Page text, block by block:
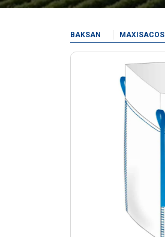
BAKSAN MAXISACOS